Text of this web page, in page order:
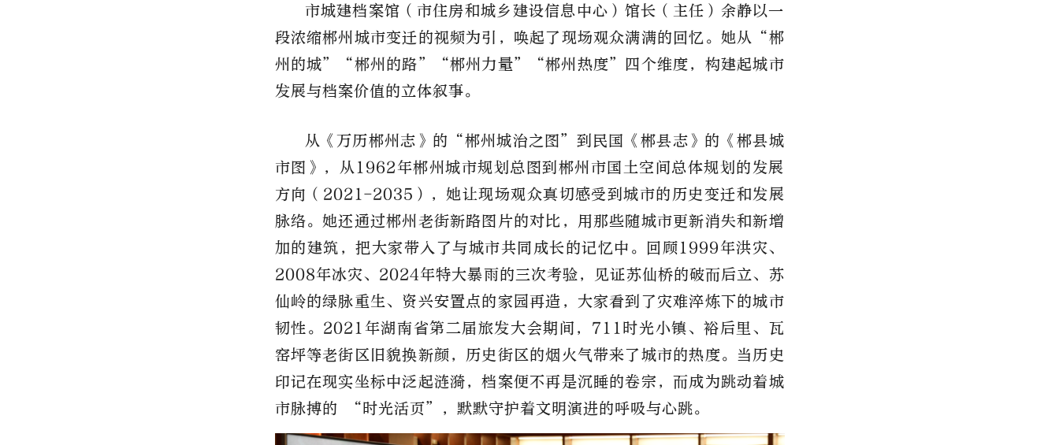
市城建档案馆（市住房和城乡建设信息中心）馆长（主任）余静以一
段浓缩郴州城市变迁的视频为引，唤起了现场观众满满的回忆。 她从“郴
州的城”“郴州的路”“郴州力量”“郴州热度”四个维度，构建起城市
发展与档案价值的立体叙事。
从《万历郴州志》的“郴州城治之图”到民国《郴县志》的《郴县城
市图》，从1962年郴州城市规划总图到郴州市国土空间总体规划的发展
方向（2021-2035），她让现场观众真切感受到城市的历史变迁和发展
脉络。她还通过郴州老街新路图片的对比，用那些随城市更新消失和新增
加的建筑，把大家带入了与城市共同成长的记忆中。回顾1999年洪灾、
2008年冰灾、2024年特大暴雨的三次考验，见证苏仙桥的破而后立、苏
仙岭的绿脉重生、资兴安置点的家园再造，大家看到了灾难淬炼下的城市
韧性。2021年湖南省第二届旅发大会期间，711时光小镇、裕后里、瓦
窑坪等老街区旧貌换新颜，历史街区的烟火气带来了城市的热度。当历史
印记在现实坐标中泛起涟漪，档案便不再是沉睡的卷宗，而成为跳动着城
市脉搏的 “时光活页”，默默守护着文明演进的呼吸与心跳。